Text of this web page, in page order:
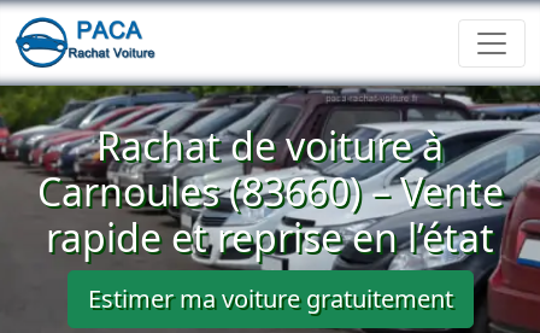
Rachat de voiture à
Carnoules (83660) – Vente
rapide et reprise en l’état
Estimer ma voiture gratuitement